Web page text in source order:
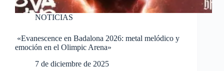
NOTICIAS
«Evanescence en Badalona 2026: metal melódico y
emoción en el Olimpic Arena»
7 de diciembre de 2025